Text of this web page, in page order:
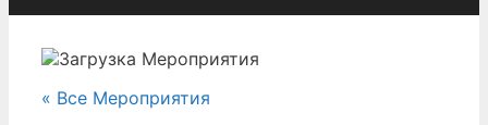
« Все Мероприятия